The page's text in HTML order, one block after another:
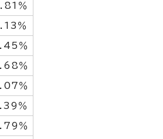
％
％
％
％
％
％
％